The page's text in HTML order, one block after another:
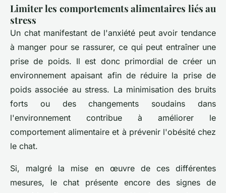
Limiter les comportements alimentaires liés au
stress
Un chat manifestant de l'anxiété peut avoir tendance
à manger pour se rassurer, ce qui peut entraîner une
prise de poids. Il est donc primordial de créer un
environnement apaisant afin de réduire la prise de
poids associée au stress. La minimisation des bruits
forts ou des changements soudains dans
l'environnement contribue à améliorer le
comportement alimentaire et à prévenir l'obésité chez
le chat.
Si, malgré la mise en œuvre de ces différentes
mesures, le chat présente encore des signes de